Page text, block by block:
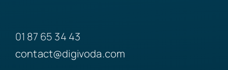
01 87 65 34 43
contact@digivoda.com